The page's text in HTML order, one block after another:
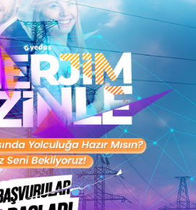
Danışmanlığı Limited Şirketi Özel İstihdam Bürosu
tarihleri arasında faaliyette bulunmak üzere, Türkiye İş
ve 16998526 sayılı karar uyarınca 1251 nolu belge ile faaliyet
için tıklayın. 4904 sayılı kanun uyarınca iş arayanlardan